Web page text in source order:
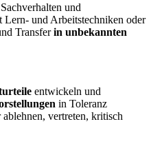
und
Lern- und Arbeitstechniken oder
Transferin unbekannten
entwickeln und
in Toleranz
ablehnen, vertreten, kritisch